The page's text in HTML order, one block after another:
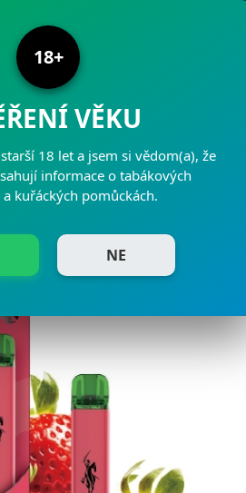
X
18+
VĚKU
18 let a jsem si vědom(a), že
informace o tabákových
kuřáckých pomůckách.
NE